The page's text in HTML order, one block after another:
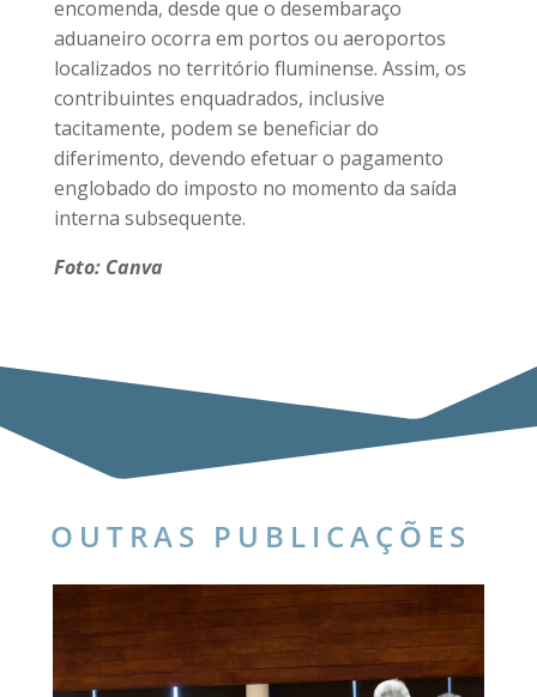
encomenda, desde que o desembaraço
aduaneiro ocorra em portos ou aeroportos
localizados no território fluminense. Assim, os
contribuintes enquadrados, inclusive
tacitamente, podem se beneficiar do
diferimento, devendo efetuar o pagamento
englobado do imposto no momento da saída
interna subsequente.
Foto: Canva
OUTRAS PUBLICAÇÕES